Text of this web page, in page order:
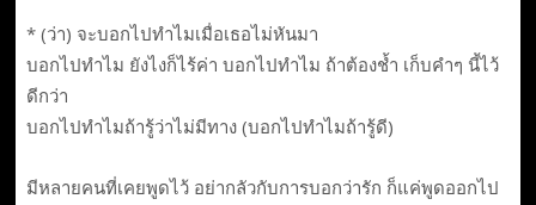
* (ว่า) จะบอกไปทำไมเมื่อเธอไม่หันมา
บอกไปทำไม ยังไงก็ไร้ค่า บอกไปทำไม ถ้าต้องช้ำ เก็บคำๆ นี้ไว้
ดีกว่า
บอกไปทำไมถ้ารู้ว่าไม่มีทาง (บอกไปทำไมถ้ารู้ดี)
มีหลายคนที่เคยพูดไว้ อย่ากลัวกับการบอกว่ารัก ก็แค่พูดออกไป